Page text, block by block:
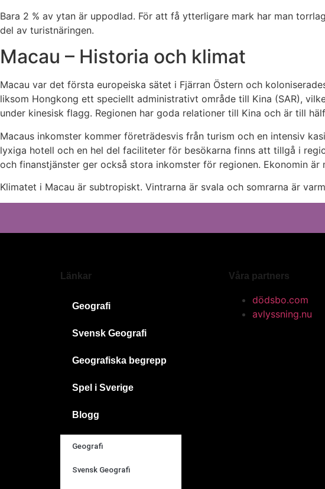
Bara 2 % av ytan är uppodlad. För att få ytterligare mark har man
del av turistnäringen.
Macau – Historia och klimat
Macau var det första europeiska sätet i Fjärran Östern och
liksom Hongkong ett speciellt administrativt område till Kina (SAR),
under kinesisk flagg. Regionen har goda relationer till Kina och är till
Macaus inkomster kommer företrädesvis från turism och en intensiv
lyxiga hotell och en hel del faciliteter för besökarna finns att tillgå i
och finanstjänster ger också stora inkomster för regionen. Ekonomin
Klimatet i Macau är subtropiskt. Vintrarna är svala och somrarna är
Länkar
Geografi
Svensk Geografi
Geografiska begrepp
Spel i Sverige
Blogg
Geografi
Svensk Geografi
Våra partners
dödsbo.com
avlyssning.nu